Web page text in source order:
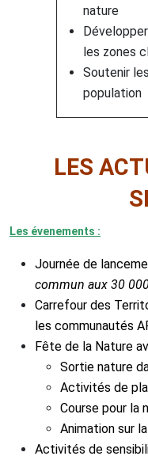
nature
les zones
Soutenir
population
LES
Les évenements :
Journée de
commun aux 30
Carrefour des
les communautés
Fête de la Nature
Sortie nature
Activités de
Course pour la
Animation sur
Activités de